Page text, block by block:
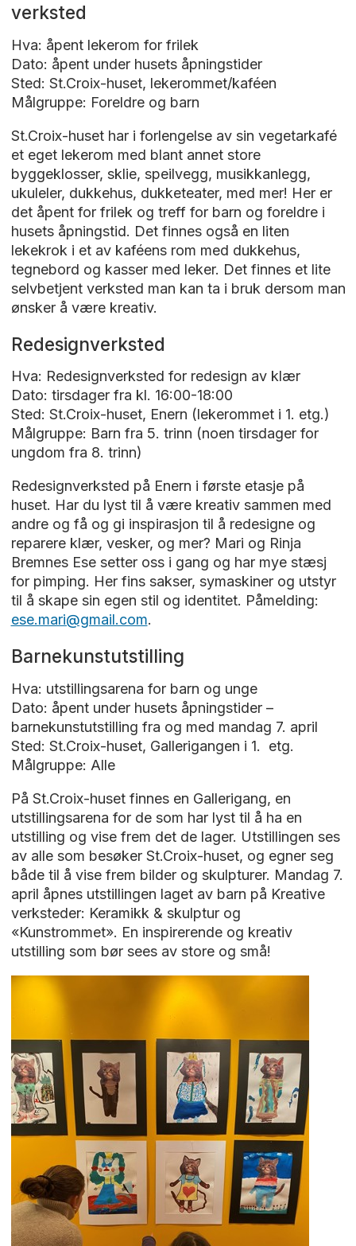
verksted
Hva: åpent lekerom for frilek
Dato: åpent under husets åpningstider
Sted: St.Croix-huset, lekerommet/kaféen
Målgruppe: Foreldre og barn
St.Croix-huset har i forlengelse av sin vegetarkafé
et eget lekerom med blant annet store
byggeklosser, sklie, speilvegg, musikkanlegg,
ukuleler, dukkehus, dukketeater, med mer! Her er
det åpent for frilek og treff for barn og foreldre i
husets åpningstid. Det finnes også en liten
lekekrok i et av kaféens rom med dukkehus,
tegnebord og kasser med leker. Det finnes et lite
selvbetjent verksted man kan ta i bruk dersom man
ønsker å være kreativ.
Redesignverksted
Hva: Redesignverksted for redesign av klær
Dato: tirsdager fra kl. 16:00-18:00
Sted: St.Croix-huset, Enern (lekerommet i 1. etg.)
Målgruppe: Barn fra 5. trinn (noen tirsdager for
ungdom fra 8. trinn)
Redesignverksted på Enern i første etasje på
huset. Har du lyst til å være kreativ sammen med
andre og få og gi inspirasjon til å redesigne og
reparere klær, vesker, og mer? Mari og Rinja
Bremnes Ese setter oss i gang og har mye stæsj
for pimping. Her fins sakser, symaskiner og utstyr
til å skape sin egen stil og identitet. Påmelding:
ese.mari@gmail.com.
Barnekunstutstilling
Hva: utstillingsarena for barn og unge
Dato: åpent under husets åpningstider –
barnekunstutstilling fra og med mandag 7. april
Sted: St.Croix-huset, Gallerigangen i 1. etg.
Målgruppe: Alle
På St.Croix-huset finnes en Gallerigang, en
utstillingsarena for de som har lyst til å ha en
utstilling og vise frem det de lager. Utstillingen ses
av alle som besøker St.Croix-huset, og egner seg
både til å vise frem bilder og skulpturer. Mandag 7.
april åpnes utstillingen laget av barn på Kreative
verksteder: Keramikk & skulptur og
«Kunstrommet». En inspirerende og kreativ
utstilling som bør sees av store og små!